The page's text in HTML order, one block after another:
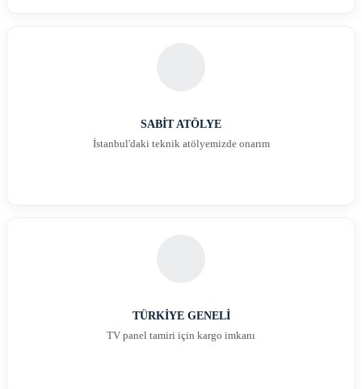
SABİT ATÖLYE
İstanbul'daki teknik atölyemizde onarım
TÜRKİYE GENELİ
TV panel tamiri için kargo imkanı